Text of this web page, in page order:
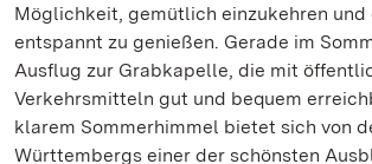
Möglichkeit, gemütlich einzukehren und
entspannt zu genießen. Gerade im
Ausflug zur Grabkapelle, die mit
Verkehrsmitteln gut und bequem
klarem Sommerhimmel bietet sich von
Württembergs einer der schönsten